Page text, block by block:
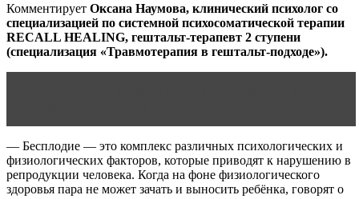
Комментирует Оксана Наумова, клинический психолог со
специализацией по системной психосоматической терапии
RECALL HEALING, гештальт-терапевт 2 ступени
(специализация «Травмотерапия в гештальт-подходе»).
— Бесплодие — это комплекс различных психологических и
физиологических факторов, которые приводят к нарушению в
репродукции человека. Когда на фоне физиологического
здоровья пара не может зачать и выносить ребёнка, говорят о